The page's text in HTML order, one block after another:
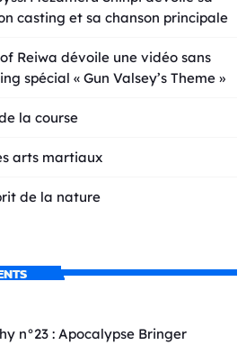
casting et sa chanson principale
Reiwa dévoile une vidéo sans
spécial « Gun Valsey’s Theme »
la course
arts martiaux
de la nature
n°23 : Apocalypse Bringer